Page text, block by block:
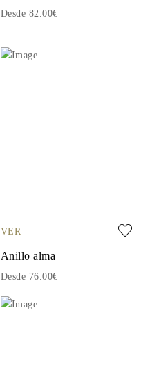
Desde 82.00€
VER
Anillo alma
Desde 76.00€